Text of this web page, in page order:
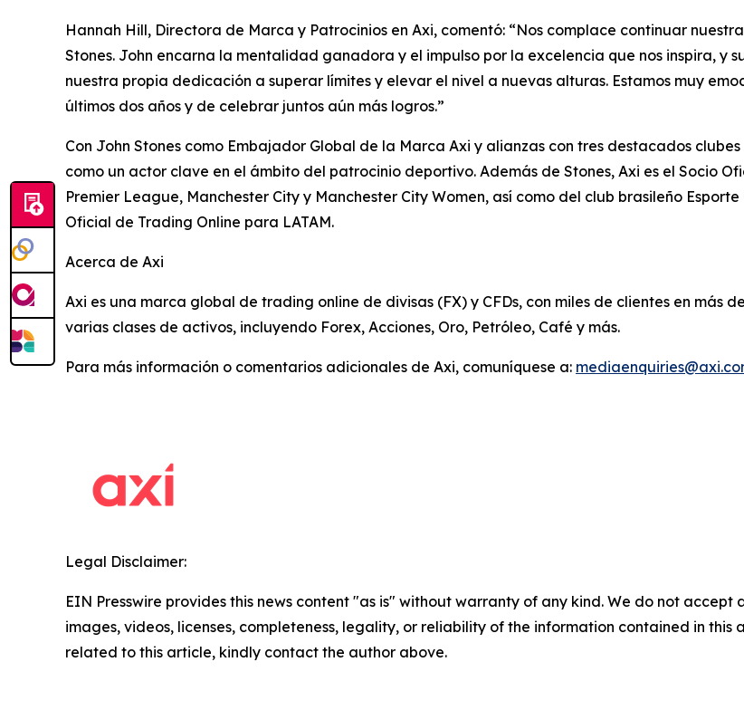
Hannah Hill, Directora de Marca y Patrocinios en Axi, comentó: “Nos complace continuar
Stones. John encarna la mentalidad ganadora y el impulso por la excelencia que nos inspira, y
nuestra propia dedicación a superar límites y elevar el nivel a nuevas alturas. Estamos muy
últimos dos años y de celebrar juntos aún más logros.”
Con John Stones como Embajador Global de la Marca Axi y alianzas con tres destacados
como un actor clave en el ámbito del patrocinio deportivo. Además de Stones, Axi es el Socio
Premier League, Manchester City y Manchester City Women, así como del club brasileño
Oficial de Trading Online para LATAM.
Acerca de Axi
Axi es una marca global de trading online de divisas (FX) y CFDs, con miles de clientes en más
varias clases de activos, incluyendo Forex, Acciones, Oro, Petróleo, Café y más.
Para más información o comentarios adicionales de Axi, comuníquese a:
Legal Disclaimer:
EIN Presswire provides this news content "as is" without warranty of any kind. We do not
images, videos, licenses, completeness, legality, or reliability of the information contained in
related to this article, kindly contact the author above.